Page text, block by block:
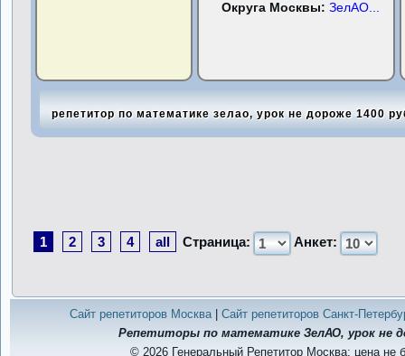
Округа Москвы:ЗелАО
репетитор по математике зелао, урок не дороже 1400
1 2 3 4 all Страница: Анкет:
Сайт репетиторов Москва| Сайт репетиторов Санкт-
Репетиторы по математике ЗелАО, урок не
© 2026 Генеральный Репетитор Москва: цена не